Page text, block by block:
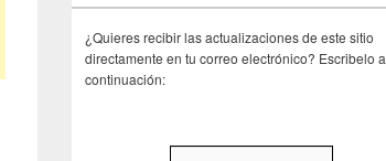
¿Quieres recibir las actualizaciones de este sitio
directamente en tu correo electrónico? Escribelo a
continuación: